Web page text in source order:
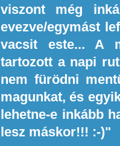
viszont még
evezve/egymást
vacsit este... A
tartozott a napi
nem fürödni
magunkat, és
lehetne-e inkább
lesz máskor!!! :-)"